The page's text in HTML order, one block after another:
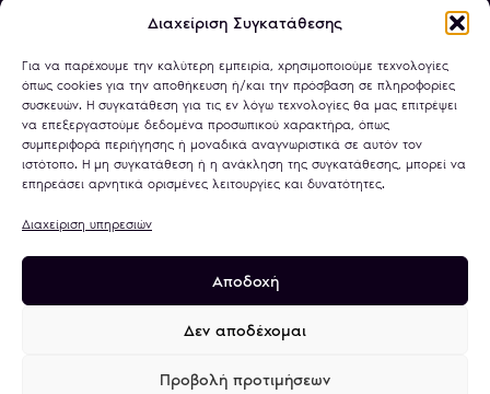
Διαχείριση Συγκατάθεσης
Για να παρέχουμε την καλύτερη εμπειρία, χρησιμοποιούμε τεχνολογίες
όπως cookies για την αποθήκευση ή/και την πρόσβαση σε πληροφορίες
συσκευών. Η συγκατάθεση για τις εν λόγω τεχνολογίες θα μας επιτρέψει
να επεξεργαστούμε δεδομένα προσωπικού χαρακτήρα, όπως
συμπεριφορά περιήγησης ή μοναδικά αναγνωριστικά σε αυτόν τον
ιστότοπο. Η μη συγκατάθεση ή η ανάκληση της συγκατάθεσης, μπορεί να
επηρεάσει αρνητικά ορισμένες λειτουργίες και δυνατότητες.
Διαχείριση υπηρεσιών
Αποδοχή
Δεν αποδέχομαι
Προβολή προτιμήσεων
Πολιτική Απορρήτου
Όροι Χρήσης
Χρήση Cookies
Τραπεζικοί Λογαριασμοί